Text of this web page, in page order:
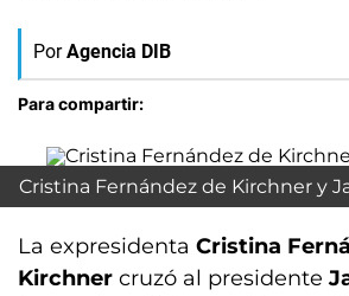
Por Agencia DIB
Para compartir:
Cristina Fernández de Kirchner y
La expresidenta Cristina
Kirchner cruzó al presidente